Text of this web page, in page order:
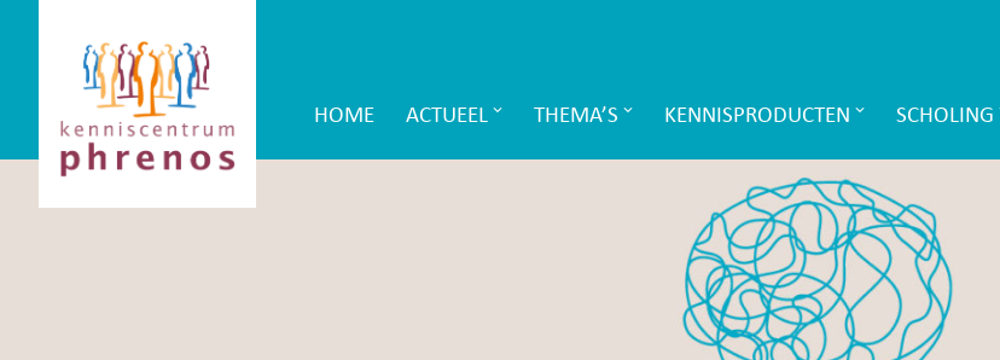
Phrenos
website
Main
HOME ACTUEEL THEMA’S KENNISPRODUCTEN SCHOLING